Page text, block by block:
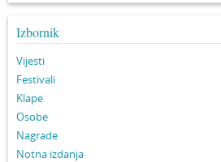
Izbornik
Vijesti
Festivali
Klape
Osobe
Nagrade
Notna izdanja